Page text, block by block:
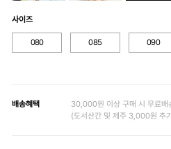
사이즈
080 085 090
배송혜택
30,000원 이상 구매 시 무료배
(도서산간 및 제주 3,000원 추